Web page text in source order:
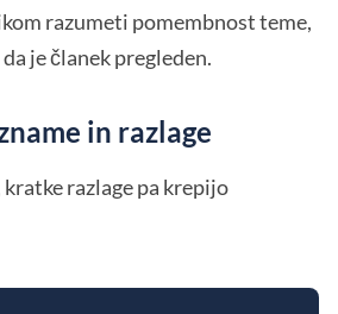
razumeti pomembnost teme,
je članek pregleden.
in razlage
razlage pa krepijo